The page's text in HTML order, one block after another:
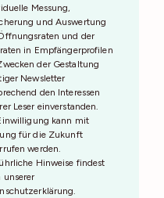
Messung,
und Auswertung
und der
in Empfängerprofilen
der Gestaltung
Newsletter
den Interessen
Leser einverstanden.
kann mit
für die Zukunft
werden.
Hinweise findest
unserer